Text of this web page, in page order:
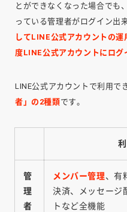
とができなくなった場合でも
っている管理者がログイン出
してLINE公式アカウントの
度LINE公式アカウントにログ
LINE公式アカウントで利用で
者」の2種類です。
管
理
者
メンバー管理、有
決済、メッセージ
トなど全機能